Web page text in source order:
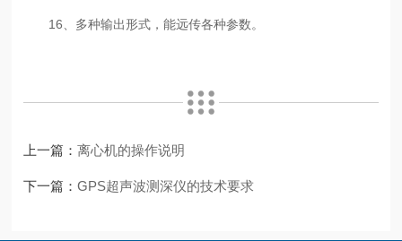
16、多种输出形式，能远传各种参数。
上一篇：离心机的操作说明
下一篇：GPS超声波测深仪的技术要求